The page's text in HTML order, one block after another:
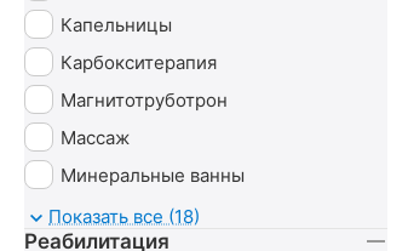
Капельницы
Карбокситерапия
Магнитотруботрон
Массаж
Минеральные ванны
Озонотерапия
Показать все (18)
Реабилитация